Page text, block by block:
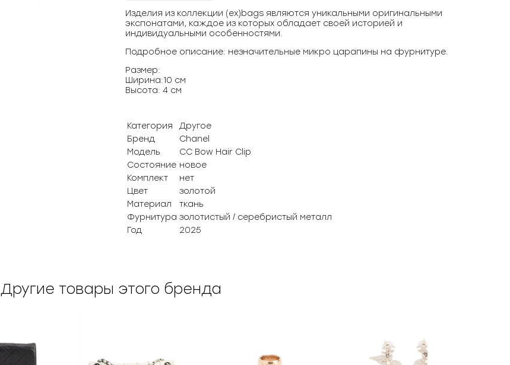
Изделия из коллекции (ex)bags являются уникальными оригинальными
экспонатами, каждое из которых обладает своей историей и
индивидуальными особенностями.
Подробное описание: незначительные микро царапины на фурнитуре.
Размер:
Ширина:10 см
Высота: 4 см
Категория
Другое
Бренд
Chanel
Модель
СС Bow Hair Clip
Состояние новое
Комплект
нет
Цвет
золотой
Материал
ткань
Фурнитура золотистый / серебристый металл
Год
2025
Другие товары этого бренда